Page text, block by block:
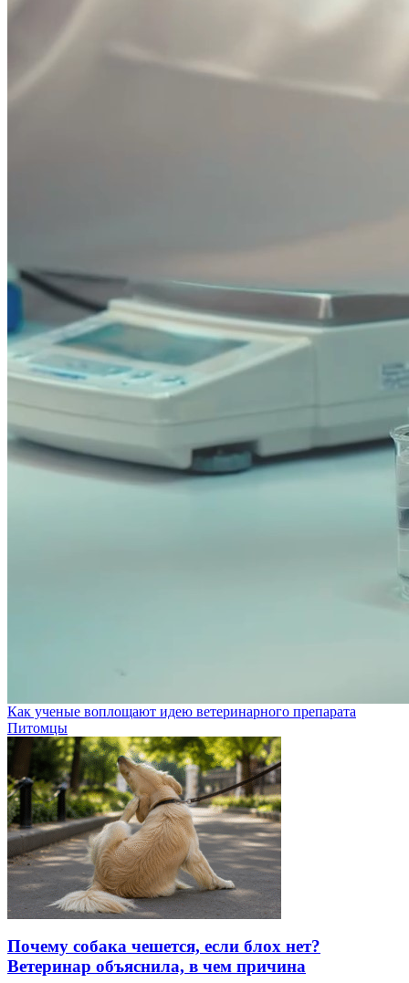
Как ученые воплощают идею ветеринарного препарата
Питомцы
Почему собака чешется, если блох нет?
Ветеринар объяснила, в чем причина